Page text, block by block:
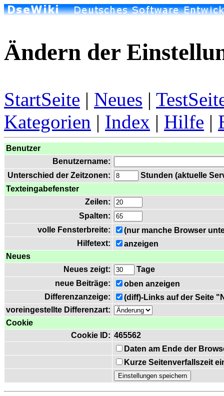
Ändern der
StartSeite | Neues |
Kategorien | Index | Hilfe |
Benutzer
Benutzername:
Unterschied der Zeitzonen:
Stunden (aktuelle
Texteingabefenster
Zeilen:
Spalten:
volle Fensterbreite:
(nur manche Browser
Hilfetext:
anzeigen
Neues
Neues zeigt:
Tage
neue Beiträge:
oben anzeigen
Differenzanzeige:
(diff)-Links auf der Seite
voreingestellte Differenzart:
Cookie
Cookie ID: 465562
Daten am Ende der
Kurze Seitenverfallszeit